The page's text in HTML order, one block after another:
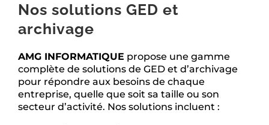
Nos solutions GED et
archivage
AMG INFORMATIQUE propose une gamme
complète de solutions de GED et d’archivage
pour répondre aux besoins de chaque
entreprise, quelle que soit sa taille ou son
secteur d’activité. Nos solutions incluent :